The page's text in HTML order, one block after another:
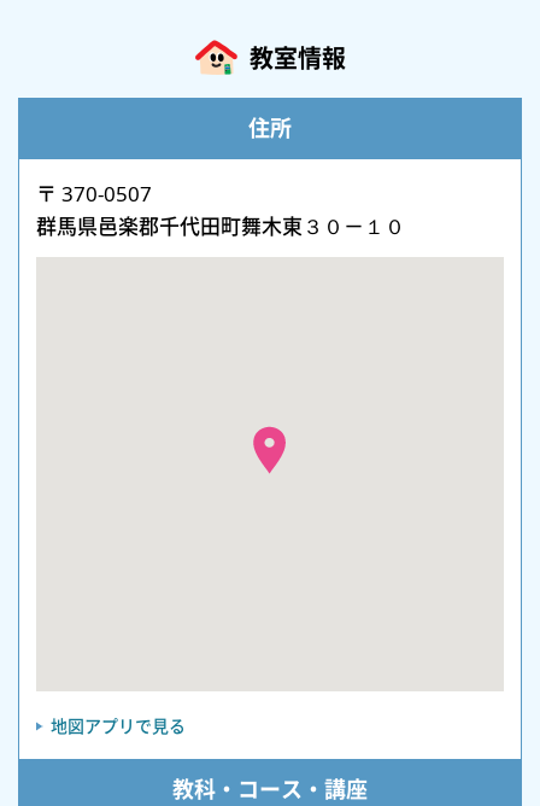
教室情報
住所
〒 370-0507
群馬県邑楽郡千代田町舞木東３０－１０
地図アプリで見る
教科・コース・講座